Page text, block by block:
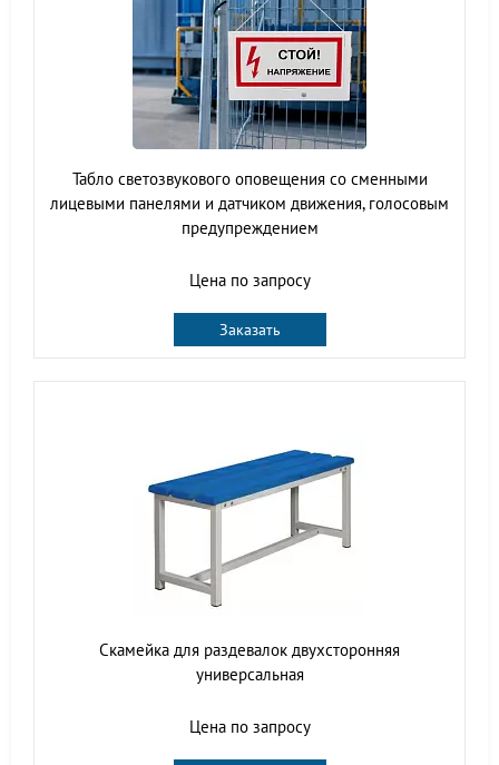
Табло светозвукового оповещения со сменными
лицевыми панелями и датчиком движения, голосовым
предупреждением
Цена по запросу
Заказать
Скамейка для раздевалок двухсторонняя
универсальная
Цена по запросу